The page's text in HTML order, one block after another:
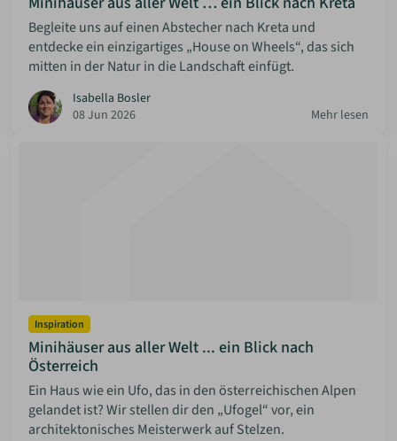
Begleite uns auf einen Abstecher nach Kreta und
entdecke ein einzigartiges „House on Wheels“, das sich
mitten in der Natur in die Landschaft einfügt.
Isabella Bosler
08 Jun 2026
Mehr lesen
Inspiration
Minihäuser aus aller Welt ... ein Blick nach
Österreich
Ein Haus wie ein Ufo, das in den österreichischen Alpen
gelandet ist? Wir stellen dir den „Ufogel“ vor, ein
architektonisches Meisterwerk auf Stelzen.